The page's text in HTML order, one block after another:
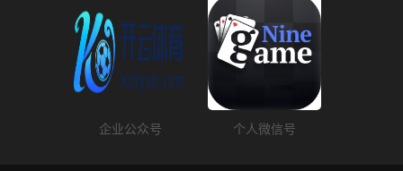
企业公众号 个人微信号